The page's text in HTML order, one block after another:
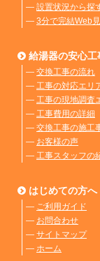
― 設置状況から探
― 3分で完結Web
給湯器の安心工
― 交換工事の流れ
― 工事の対応エリ
― 工事の現地調査
― 工事費用の詳細
― 交換工事の施工
― お客様の声
― 工事スタッフの
はじめての方へ
― ご利用ガイド
― お問合わせ
― サイトマップ
― ホーム